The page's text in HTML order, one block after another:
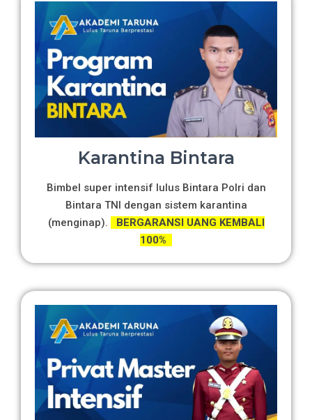
Karantina Bintara
Bimbel super intensif lulus Bintara Polri dan
Bintara TNI dengan sistem karantina
(menginap).
BERGARANSI UANG KEMBALI
100%